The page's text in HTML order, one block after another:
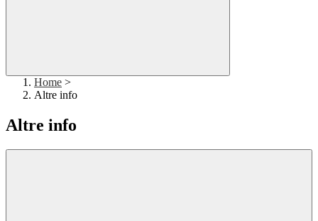
Home >
Altre info
Altre info